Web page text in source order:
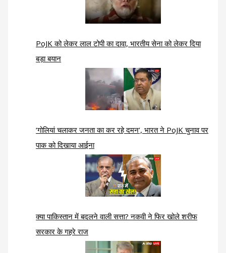
PoJK को लेकर लाल टोपी का दावा, भारतीय सेना को लेकर दिया
बड़ा बयान
‘गोलियां चलाकर जनता का कर रहे दमन’, भारत ने PoJK चुनाव पर
पाक को दिखाया आईना
क्या पाकिस्तान में बदलने वाली सत्ता? नकवी ने फिर खोले शरीफ
सरकार के गहरे राज